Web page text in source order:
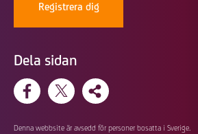
Registrera dig
Dela sidan
Denna webbsite är avsedd för personer bosatta i Sverige.